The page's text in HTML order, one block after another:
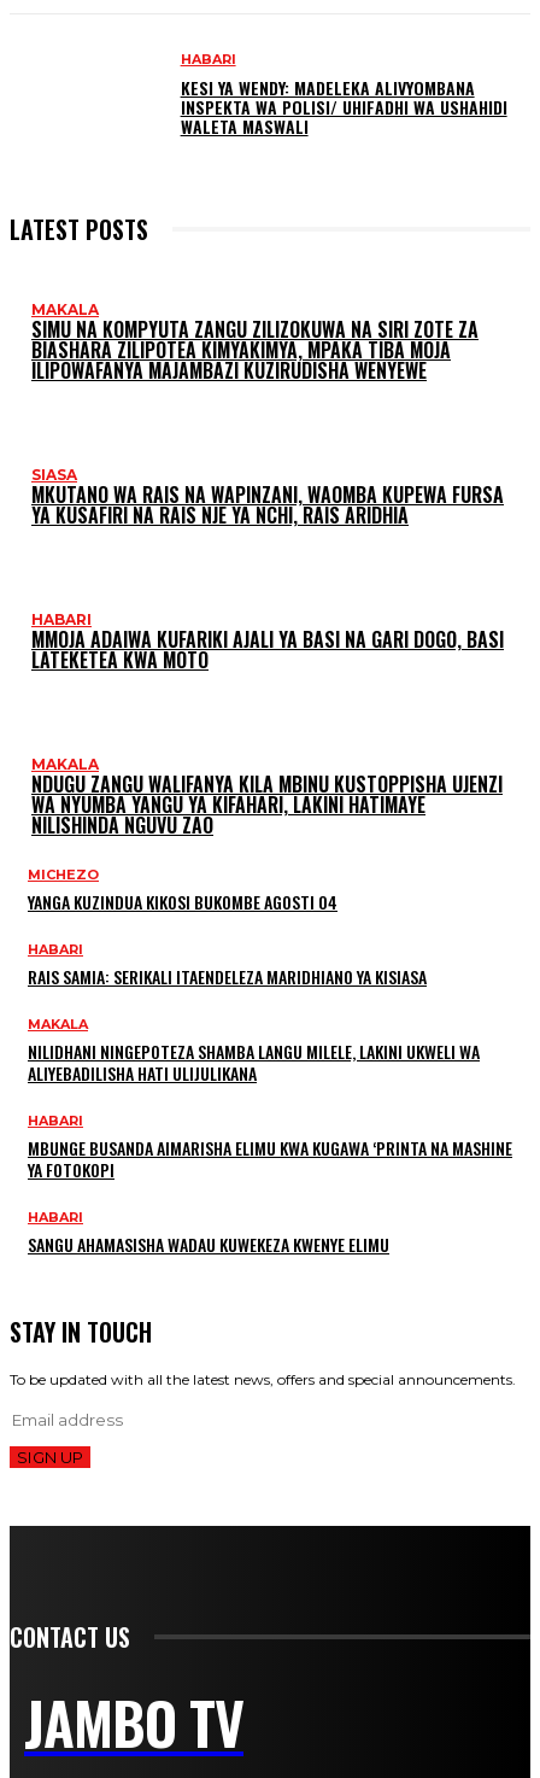
HABARI
KESI YA WENDY: MADELEKA ALIVYOMBANA
INSPEKTA WA POLISI/ UHIFADHI WA USHAHIDI
WALETA MASWALI
LATEST POSTS
MAKALA
SIMU NA KOMPYUTA ZANGU ZILIZOKUWA NA SIRI ZOTE ZA
BIASHARA ZILIPOTEA KIMYAKIMYA, MPAKA TIBA MOJA
ILIPOWAFANYA MAJAMBAZI KUZIRUDISHA WENYEWE
SIASA
MKUTANO WA RAIS NA WAPINZANI, WAOMBA KUPEWA FURSA
YA KUSAFIRI NA RAIS NJE YA NCHI, RAIS ARIDHIA
HABARI
MMOJA ADAIWA KUFARIKI AJALI YA BASI NA GARI DOGO, BASI
LATEKETEA KWA MOTO
MAKALA
NDUGU ZANGU WALIFANYA KILA MBINU KUSTOPPISHA UJENZI
WA NYUMBA YANGU YA KIFAHARI, LAKINI HATIMAYE
NILISHINDA NGUVU ZAO
MICHEZO
YANGA KUZINDUA KIKOSI BUKOMBE AGOSTI 04
HABARI
RAIS SAMIA: SERIKALI ITAENDELEZA MARIDHIANO YA KISIASA
MAKALA
NILIDHANI NINGEPOTEZA SHAMBA LANGU MILELE, LAKINI UKWELI WA
ALIYEBADILISHA HATI ULIJULIKANA
HABARI
MBUNGE BUSANDA AIMARISHA ELIMU KWA KUGAWA ‘PRINTA NA MASHINE
YA FOTOKOPI
HABARI
SANGU AHAMASISHA WADAU KUWEKEZA KWENYE ELIMU
STAY IN TOUCH
To be updated with all the latest news, offers and special announcements.
SIGN UP
CONTACT US
JAMBO TV